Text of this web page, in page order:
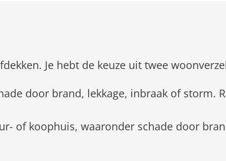
Je hebt de keuze uit twee
door brand, lekkage, inbraak of storm.
of koophuis, waaronder schade door